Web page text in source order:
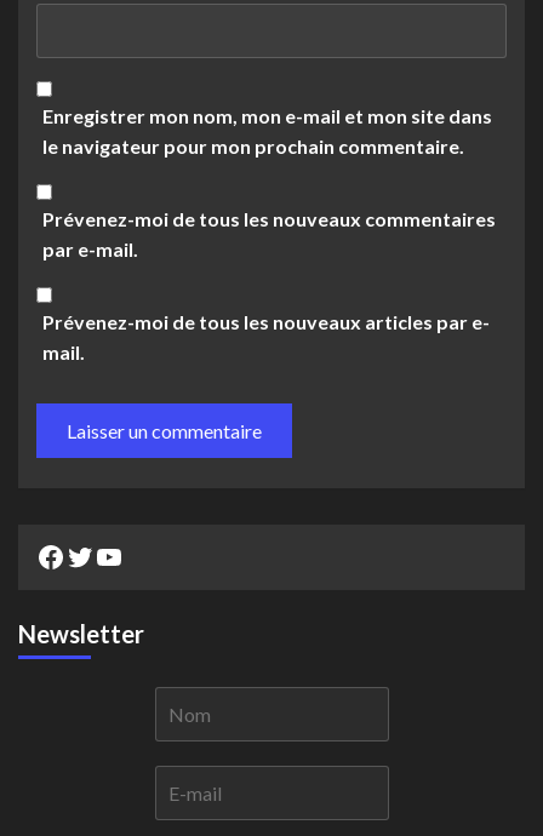
Enregistrer mon nom, mon e-mail et mon site dans
le navigateur pour mon prochain commentaire.
Prévenez-moi de tous les nouveaux commentaires
par e-mail.
Prévenez-moi de tous les nouveaux articles par e-
mail.
Facebook
Twitter
YouTube
Newsletter